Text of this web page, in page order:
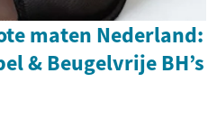
maten Nederland:
& Beugelvrije BH’s